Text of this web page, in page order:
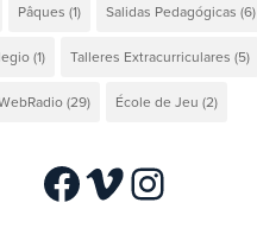
Pâques (1) Salidas Pedagógicas (6)
(1) Talleres Extracurriculares (5)
(29) École de Jeu (2)
Facebook
Vimeo